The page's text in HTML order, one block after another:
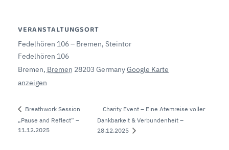
VERANSTALTUNGSORT
Fedelhören 106 – Bremen, Steintor
Fedelhören 106
Bremen, Bremen 28203 GermanyGoogle Karte
anzeigen
Breathwork Session
„Pause and Reflect“ –
11.12.2025
Charity Event – Eine Atemreise voller
Dankbarkeit & Verbundenheit –
28.12.2025